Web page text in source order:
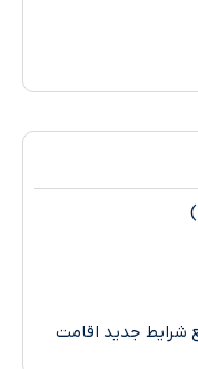
جدید اقامت